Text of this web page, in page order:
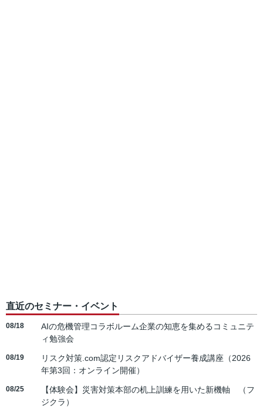
直近のセミナー・イベント
08/18
AIの危機管理コラボルーム企業の知恵を集めるコミュニテ
ィ勉強会
08/19
リスク対策.com認定リスクアドバイザー養成講座（2026
年第3回：オンライン開催）
08/25
【体験会】災害対策本部の机上訓練を用いた新機軸 （フ
ジクラ）